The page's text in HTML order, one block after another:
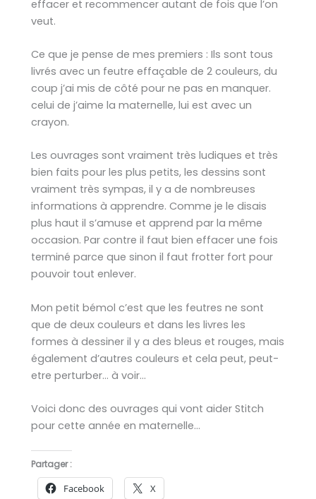
effacer et recommencer autant de fois que l’on
veut.
Ce que je pense de mes premiers : Ils sont tous
livrés avec un feutre effaçable de 2 couleurs, du
coup j’ai mis de côté pour ne pas en manquer.
celui de j’aime la maternelle, lui est avec un
crayon.
Les ouvrages sont vraiment très ludiques et très
bien faits pour les plus petits, les dessins sont
vraiment très sympas, il y a de nombreuses
informations à apprendre. Comme je le disais
plus haut il s’amuse et apprend par la même
occasion. Par contre il faut bien effacer une fois
terminé parce que sinon il faut frotter fort pour
pouvoir tout enlever.
Mon petit bémol c’est que les feutres ne sont
que de deux couleurs et dans les livres les
formes à dessiner il y a des bleus et rouges, mais
également d’autres couleurs et cela peut, peut-
etre perturber… à voir…
Voici donc des ouvrages qui vont aider Stitch
pour cette année en maternelle…
Partager :
Facebook X